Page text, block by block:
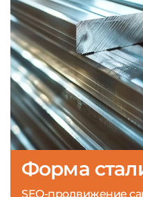
Форма
SEO-продвижение